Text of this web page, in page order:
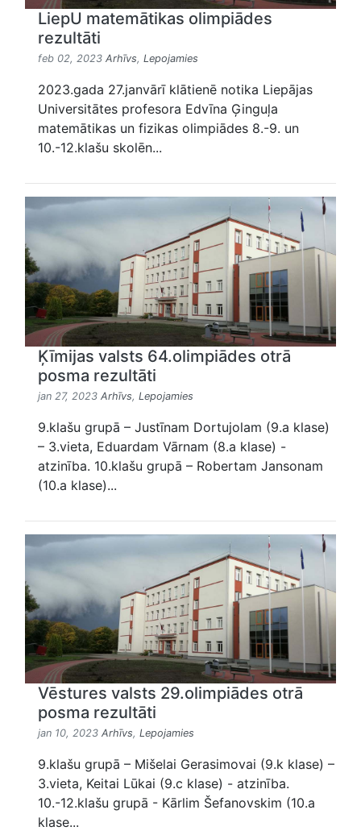
LiepU matemātikas olimpiādes
rezultāti
feb 02, 2023 Arhīvs, Lepojamies
2023.gada 27.janvārī klātienē notika Liepājas
Universitātes profesora Edvīna Ģinguļa
matemātikas un fizikas olimpiādes 8.-9. un
10.-12.klašu skolēn...
Ķīmijas valsts 64.olimpiādes otrā
posma rezultāti
jan 27, 2023 Arhīvs, Lepojamies
9.klašu grupā – Justīnam Dortujolam (9.a klase)
– 3.vieta, Eduardam Vārnam (8.a klase) -
atzinība. 10.klašu grupā – Robertam Jansonam
(10.a klase)...
Vēstures valsts 29.olimpiādes otrā
posma rezultāti
jan 10, 2023 Arhīvs, Lepojamies
9.klašu grupā – Mišelai Gerasimovai (9.k klase) –
3.vieta, Keitai Lūkai (9.c klase) - atzinība.
10.-12.klašu grupā - Kārlim Šefanovskim (10.a
klase...